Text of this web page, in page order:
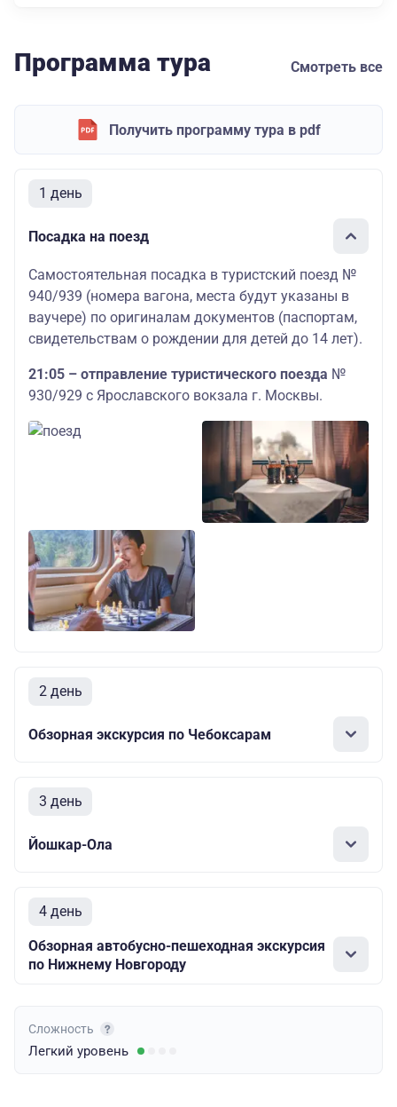
Программа тура Смотреть все
Получить программу тура в pdf
1 день
Посадка на поезд
Самостоятельная посадка в туристский поезд №
940/939 (номера вагона, места будут указаны в
ваучере) по оригиналам документов (паспортам,
свидетельствам о рождении для детей до 14 лет).
21:05 – отправление туристического поезда №
930/929 с Ярославского вокзала г. Москвы.
2 день
Обзорная экскурсия по Чебоксарам
3 день
Йошкар-Ола
4 день
Обзорная автобусно-пешеходная экскурсия
по Нижнему Новгороду
Сложность
Легкий уровень